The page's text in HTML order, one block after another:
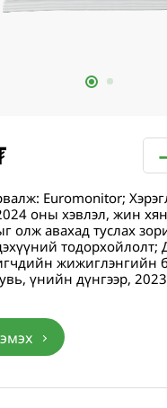
Euromonitor;
оны хэвлэл, жин
олж авахад туслах
жижиглэнгийн
үнийн дүнгээр,